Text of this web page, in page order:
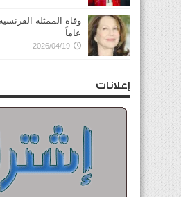
عاماً
2026/04/19
إعلانات